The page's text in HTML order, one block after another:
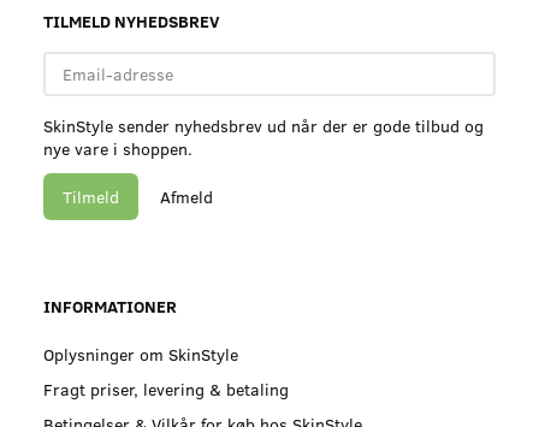
TILMELD NYHEDSBREV
adresse
SkinStyle sender nyhedsbrev ud når der er gode tilbud og
nye vare i shoppen.
Tilmeld Afmeld
INFORMATIONER
Oplysninger om SkinStyle
Fragt priser, levering & betaling